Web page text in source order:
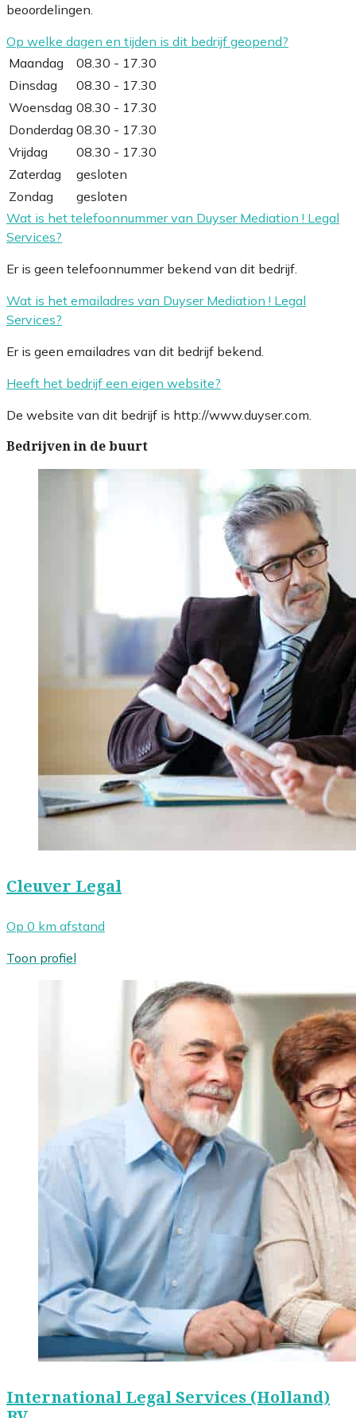
beoordelingen.
Op welke dagen en tijden is dit bedrijf geopend?
Maandag
08.30 - 17.30
Dinsdag
08.30 - 17.30
Woensdag 08.30 - 17.30
Donderdag 08.30 - 17.30
Vrijdag
08.30 - 17.30
Zaterdag
gesloten
Zondag
gesloten
Wat is het telefoonnummer van Duyser Mediation ! Legal
Services?
Er is geen telefoonnummer bekend van dit bedrijf.
Wat is het emailadres van Duyser Mediation ! Legal
Services?
Er is geen emailadres van dit bedrijf bekend.
Heeft het bedrijf een eigen website?
De website van dit bedrijf is http://www.duyser.com.
Bedrijven in de buurt
Cleuver Legal
Op 0 km afstand
Toon profiel
International Legal Services (Holland)